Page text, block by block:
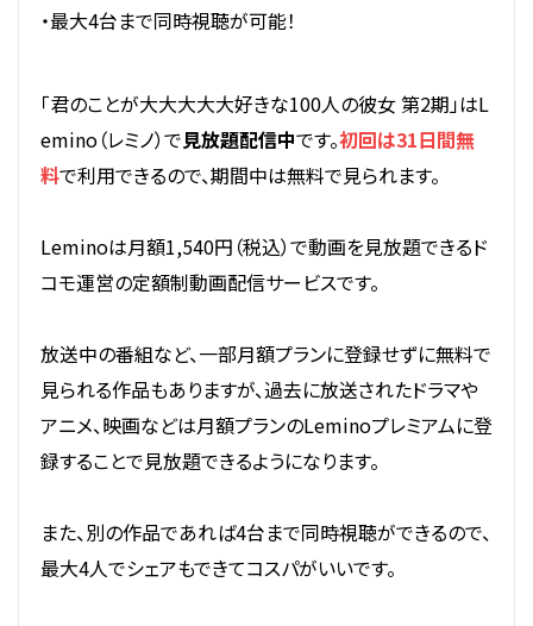
・最大4台まで同時視聴が可能！
「君のことが大大大大大好きな100人の彼女 第2期」はL
emino（レミノ）で見放題配信中です。初回は31日間無
料で利用できるので、期間中は無料で見られます。
Leminoは月額1,540円（税込）で動画を見放題できるド
コモ運営の定額制動画配信サービスです。
放送中の番組など、一部月額プランに登録せずに無料で
見られる作品もありますが、過去に放送されたドラマや
アニメ、映画などは月額プランのLeminoプレミアムに登
録することで見放題できるようになります。
また、別の作品であれば4台まで同時視聴ができるので、
最大4人でシェアもできてコスパがいいです。